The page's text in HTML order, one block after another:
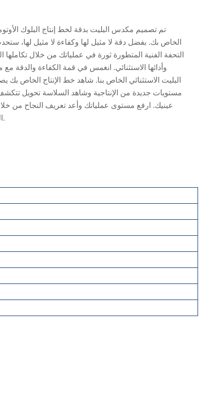
تم تصميم مكدس البليت بدقة لخط إنتاج البلوك
الخاص بك. بفضل دقة لا مثيل لها وكفاءة لا مثيل لها،
التحفة الفنية المتطورة ثورة في عملياتك من خلال
وأدائها الاستثنائي. انغمس في قمة الكفاءة والدقة
البليت الاستثنائي الخاص بنا. شاهد خط الإنتاج الخاص بك
مستويات جديدة من الإنتاجية وشاهد السلاسةتحويل
عينيك. ارفع مستوى عملياتك وأعد تعريف النجاح من
المبتكر.